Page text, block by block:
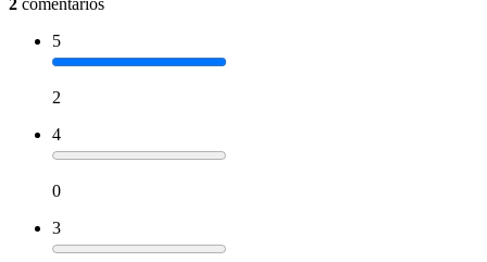
2 comentários
5
2
4
0
3